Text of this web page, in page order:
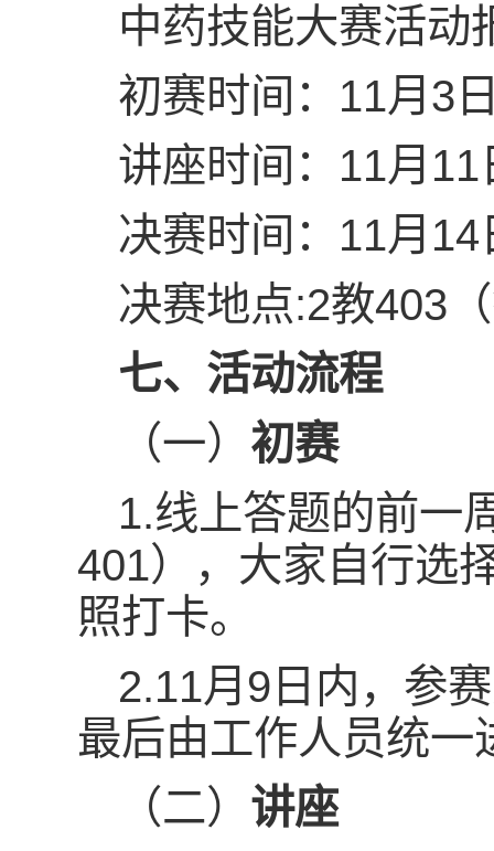
中药技能大赛活动
初赛时间：11月3
讲座时间：11月
决赛时间：11月14
决赛地点:2教403
七、活动流程
（一） 初赛
1.线上答题的前一
401），大家自行选
照打卡。
2.11月9日内，参
最后由工作人员统一
（二） 讲座